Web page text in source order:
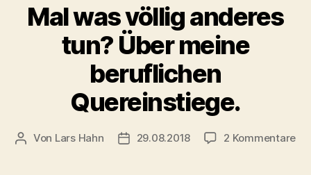
Mal was völlig anderes
tun? Über meine
beruflichen
Quereinstiege.
Beitragsautor
Von Lars Hahn Beitragsdatum
29.08.2018 2 Kommentarezu